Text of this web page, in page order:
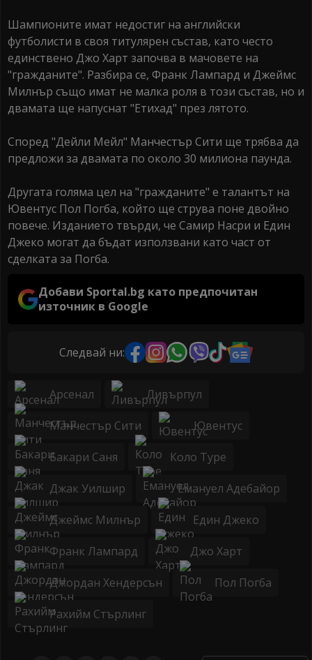
Шампионите имат недостиг на английски
футболисти в своя титулярен състав, като често
единствено Джо Харт започва в мачовете на
"гражданите". Разбира се, Франк Лампард и Джеймс
Милнър също имат не малка роля в този състав, но и
двамата ще напуснат "Етихад" през лятото.
Според "Дейли Мейл" Манчестър Сити ще трябва да
предложи за двамата по около 30 милиона паунда.
Другата голяма цел на "гражданите" е талантът на
Ювентус Пол Погба, който ще струва поне двойно
повече. Изданието твърди, че Самир Насри и Един
Джеко могат да бъдат използвани като част от
сделката за Погба.
Добави Sportal.bg като предпочитан
източник в Google
Следвай ни:
Арсенал Ливърпул
Манчестър Сити Ювентус
Бакари Саня Коло Туре
Джак Уилшир Емануел Адебайор
Джеймс Милнър Един Джеко
Франк Лампард Джо Харт
Джордан Хендерсън Пол Погба
Рахийм Стърлинг